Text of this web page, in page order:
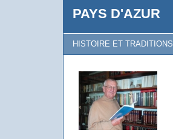
PAYS D'AZUR
HISTOIRE ET TRADITIONS